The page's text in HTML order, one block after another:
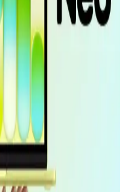
yeni MacBook
kontrol edilen
Apple teknolojilerinde
Alanları
soğutma nedeniyle uzun
Pro modeller daha güçlü
Üreticilerine Etkisi ve